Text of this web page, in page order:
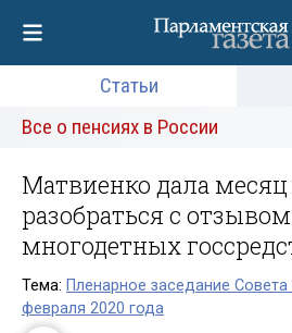
Статьи
Все о пенсиях в России
Матвиенко дала
разобраться с
многодетных
Тема: Пленарное заседание
февраля 2020 года